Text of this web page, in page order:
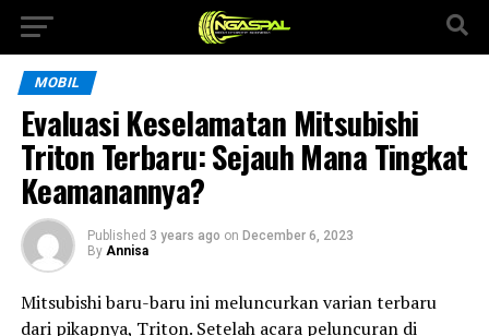
MOBIL
Evaluasi Keselamatan Mitsubishi
Triton Terbaru: Sejauh Mana Tingkat
Keamanannya?
Published 3 years ago on December 6, 2023
By Annisa
Mitsubishi baru-baru ini meluncurkan varian terbaru
dari pikapnya, Triton. Setelah acara peluncuran di